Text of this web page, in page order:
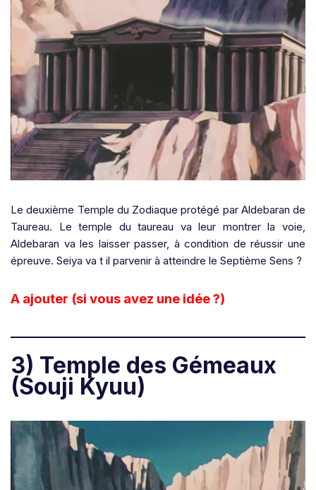
Le deuxième Temple du Zodiaqueprotégé par Aldebaran de
Taureau. Le temple du taureau va leur montrer la voie,
Aldebaran va les laisser passer, à condition de réussir une
épreuve. Seiya va t il parvenir à atteindre le Septième Sens ?
A ajouter (si vous avez une idée ?)
3) Temple des Gémeaux
(Souji Kyuu)